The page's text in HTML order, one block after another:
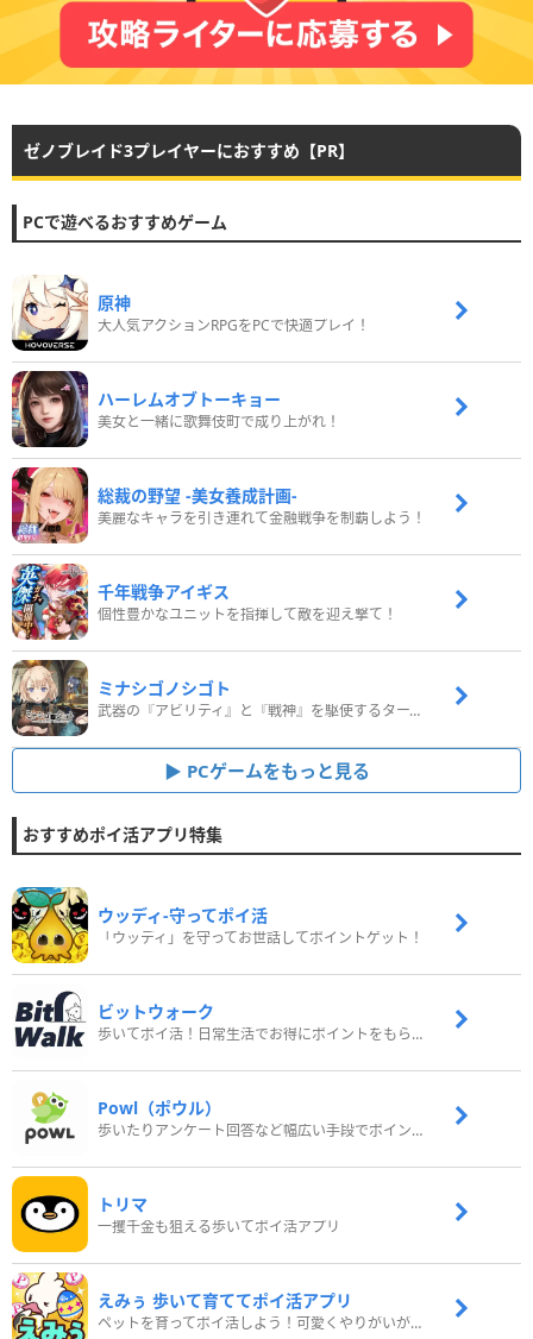
ゼノブレイド3プレイヤーにおすすめ【PR】
PCで遊べるおすすめゲーム
原神
大人気アクションRPGをPCで快適プレイ！
ハーレムオブトーキョー
美女と一緒に歌舞伎町で成り上がれ！
総裁の野望 -美女養成計画-
美麗なキャラを引き連れて金融戦争を制覇しよう！
千年戦争アイギス
個性豊かなユニットを指揮して敵を迎え撃て！
ミナシゴノシゴト
武器の『アビリティ』と『戦神』を駆使するターン制コマンドバトルRPG！
PCゲームをもっと見る
おすすめポイ活アプリ特集
ウッディ‐守ってポイ活
「ウッディ」を守ってお世話してポイントゲット！
ビットウォーク
歩いてポイ活！日常生活でお得にポイントをもらおう
Powl（ポウル）
歩いたりアンケート回答など幅広い手段でポイントをゲット
トリマ
一攫千金も狙える歩いてポイ活アプリ
えみぅ 歩いて育ててポイ活アプリ
ペットを育ってポイ活しよう！可愛くやりがいがある新感覚アプリ